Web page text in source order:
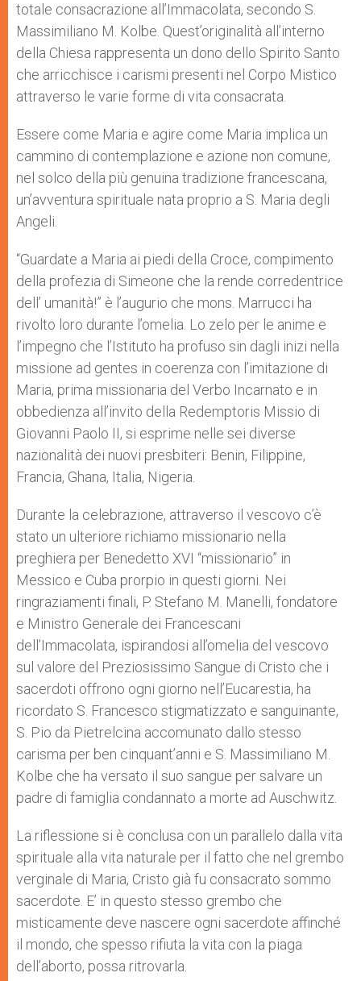
totale consacrazione all’Immacolata, secondo S.
Massimiliano M. Kolbe. Quest’originalità all’interno
della Chiesa rappresenta un dono dello Spirito Santo
che arricchisce i carismi presenti nel Corpo Mistico
attraverso le varie forme di vita consacrata.
Essere come Maria e agire come Maria implica un
cammino di contemplazione e azione non comune,
nel solco della più genuina tradizione francescana,
un’avventura spirituale nata proprio a S. Maria degli
Angeli.
“Guardate a Maria ai piedi della Croce, compimento
della profezia di Simeone che la rende corredentrice
dell’ umanità!” è l’augurio che mons. Marrucci ha
rivolto loro durante l’omelia. Lo zelo per le anime e
l’impegno che l’Istituto ha profuso sin dagli inizi nella
missione ad gentes in coerenza con l’imitazione di
Maria, prima missionaria del Verbo Incarnato e in
obbedienza all’invito della Redemptoris Missio di
Giovanni Paolo II, si esprime nelle sei diverse
nazionalità dei nuovi presbiteri: Benin, Filippine,
Francia, Ghana, Italia, Nigeria.
Durante la celebrazione, attraverso il vescovo c’è
stato un ulteriore richiamo missionario nella
preghiera per Benedetto XVI “missionario” in
Messico e Cuba prorpio in questi giorni. Nei
ringraziamenti finali, P. Stefano M. Manelli, fondatore
e Ministro Generale dei Francescani
dell’Immacolata, ispirandosi all’omelia del vescovo
sul valore del Preziosissimo Sangue di Cristo che i
sacerdoti offrono ogni giorno nell’Eucarestia, ha
ricordato S. Francesco stigmatizzato e sanguinante,
S. Pio da Pietrelcina accomunato dallo stesso
carisma per ben cinquant’anni e S. Massimiliano M.
Kolbe che ha versato il suo sangue per salvare un
padre di famiglia condannato a morte ad Auschwitz.
La riflessione si è conclusa con un parallelo dalla vita
spirituale alla vita naturale per il fatto che nel grembo
verginale di Maria, Cristo già fu consacrato sommo
sacerdote. E’ in questo stesso grembo che
misticamente deve nascere ogni sacerdote affinché
il mondo, che spesso rifiuta la vita con la piaga
dell’aborto, possa ritrovarla.